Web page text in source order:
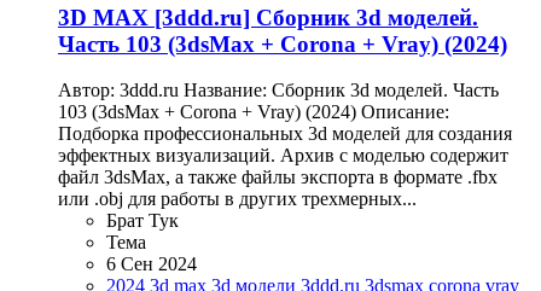
3D MAX [3ddd.ru] Сборник 3d моделей.
Часть 103 (3dsMax + Corona + Vray) (2024)
Автор: 3ddd.ru Название: Сборник 3d моделей. Часть
103 (3dsMax + Corona + Vray) (2024) Описание:
Подборка профессиональных 3d моделей для создания
эффектных визуализаций. Архив с моделью содержит
файл 3dsMax, а также файлы экспорта в формате .fbx
или .obj для работы в других трехмерных...
Брат Тук
Тема
6 Сен 2024
2024 3d max 3d модели 3ddd.ru 3dsmax corona vray